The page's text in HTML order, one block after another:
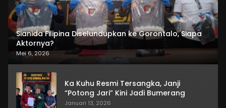
Sianida Filipina Diselundupkan ke Gorontalo, Siapa
Aktornya?
Mei 6, 2026
Ka Kuhu Resmi Tersangka, Janji
“Potong Jari” Kini Jadi Bumerang
Januari 13, 2026